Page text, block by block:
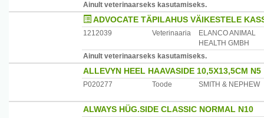
Ainult veterinaarseks kasutamiseks.
ADVOCATE TÄPILAHUS VÄIKESTELE
1212039 Veterinaaria
ELANCO ANIMAL
HEALTH GMBH
Ainult veterinaarseks kasutamiseks.
ALLEVYN HEEL HAAVASIDE 10,5X13,5CM N5
P020277 Toode SMITH & NEPHEW
ALWAYS HÜG.SIDE CLASSIC NORMAL N10